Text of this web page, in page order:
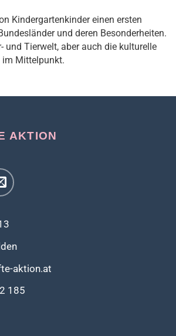
Kindergartenkinder einen ersten
und deren Besonderheiten.
und Tierwelt, aber auch die kulturelle
im Mittelpunkt.
AKTION
aktion.at
185